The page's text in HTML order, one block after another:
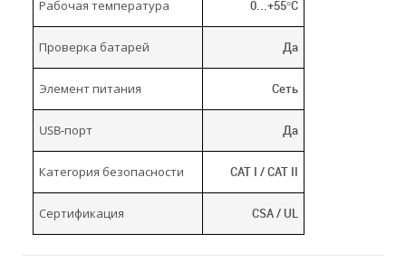
Рабочая температура 0...+55°C
Проверка батарей Да
Элемент питания Сеть
USB-порт Да
Категория безопасности CAT I / CAT II
Сертификация CSA / UL